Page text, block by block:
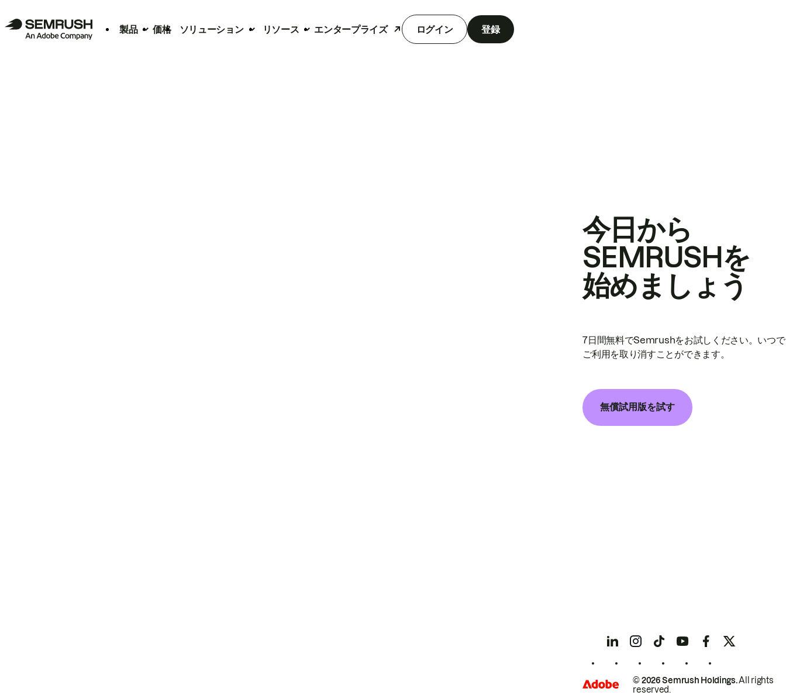
製品 価格 ソリューション リソース エンタープライズ ログイン 登録
今日から
SEMRUSHを
始めましょう
7日間無料でSemrushをお試しください。いつ
ご利用を取り消すことができます。
無償試用版を試す
© 2026 Semrush Holdings.All rights
reserved.